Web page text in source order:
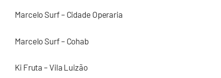
Marcelo Surf – Cidade Operaria
Marcelo Surf – Cohab
Ki Fruta – Vila Luizão